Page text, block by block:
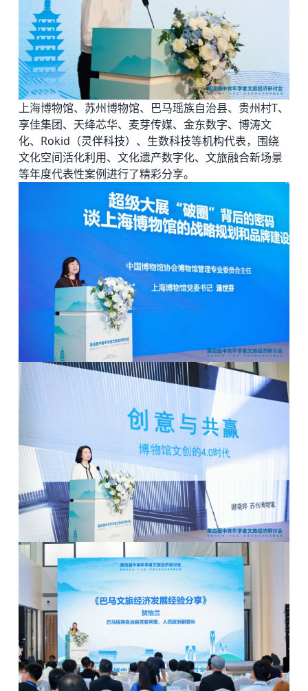
上海博物馆、苏州博物馆、巴马瑶族自治县、贵州村T、
享佳集团、天绛芯华、麦芽传媒、金东数字、博涛文
化、Rokid（灵伴科技）、生数科技等机构代表，围绕
文化空间活化利用、文化遗产数字化、文旅融合新场景
等年度代表性案例进行了精彩分享。